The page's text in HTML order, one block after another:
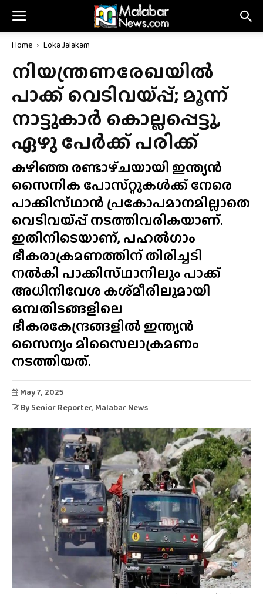
Home Loka Jalakam
നിയന്ത്രണരേഖയിൽ
പാക്ക് വെടിവയ്‌പ്പ്‌; മൂന്ന്
നാട്ടുകാർ കൊല്ലപ്പെട്ടു,
ഏഴു പേർക്ക് പരിക്ക്
കഴിഞ്ഞ രണ്ടാഴ്‌ചയായി ഇന്ത്യൻ
സൈനിക പോസ്‌റ്റുകൾക്ക്‌ നേരെ
പാക്കിസ്‌ഥാൻ പ്രകോപമാനമില്ലാതെ
വെടിവയ്‌പ്പ് നടത്തിവരികയാണ്.
ഇതിനിടെയാണ്, പഹൽഗാം
ഭീകരാക്രമണത്തിന് തിരിച്ചടി
നൽകി പാക്കിസ്‌ഥാനിലും പാക്ക്
അധിനിവേശ കശ്‌മീരിലുമായി
ഒമ്പതിടങ്ങളിലെ
ഭീകരകേന്ദ്രങ്ങളിൽ ഇന്ത്യൻ
സൈന്യം മിസൈലാക്രമണം
നടത്തിയത്.
May 7, 2025
By Senior Reporter, Malabar News